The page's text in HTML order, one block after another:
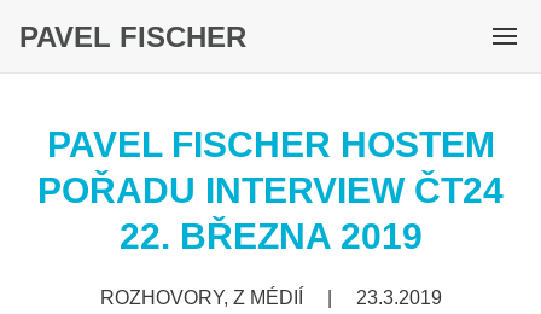
PAVEL FISCHER
M
PAVEL FISCHER HOSTEM
POŘADU INTERVIEW ČT24
22. BŘEZNA 2019
ROZHOVORY, Z MÉDIÍ 23.3.2019